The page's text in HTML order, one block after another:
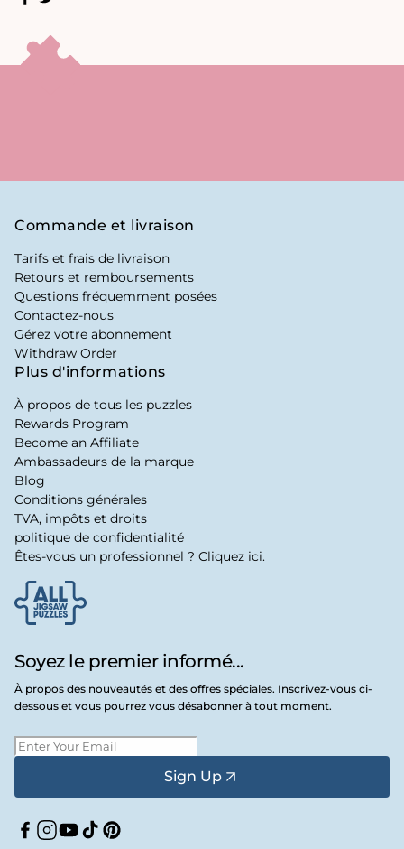
Soyez le premier informé...
À propos des nouveautés et des offres spéciales. Inscrivez-vous ci-
dessous et vous pourrez vous désabonner à tout moment.
Sign Up
Facebook
Instagram
YouTube
TikTokPinterest
Commande et livraison
Tarifs et frais de livraison
Retours et remboursements
Questions fréquemment posées
Contactez-nous
Gérez votre abonnement
Withdraw Order
Plus d'informations
À propos de tous les puzzles
Rewards Program
Become an Affiliate
Ambassadeurs de la marque
Blog
Conditions générales
TVA, impôts et droits
politique de confidentialité
Êtes-vous un professionnel ? Cliquez ici.